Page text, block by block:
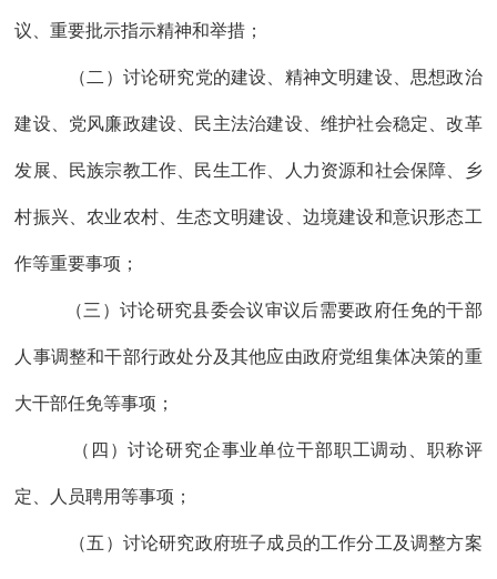
议 、重要批示指示精神和举措 ；
（二）讨论研究党的建设、精神文明建设、思想政治
建设、党风廉政建设、民主法治建设、维护社会稳定、改革
发展、民族宗教工作、民生工作、人力资源和社会保障、 乡
村振兴 、农业农村、生态文明建设、边境建设和意识形态工
作等重要事项；
（三 ）讨论研究县委会议审议后需要政府任免的干部
人事调整和干部行政处分及其他应由政府党组集体决策的重
大干部任免等事项；
（四）讨论研究企事业单位干部职工调动、职称评
定、人员聘用等事项 ；
（五）讨论研究政府班子成员的工作分工及调整方案